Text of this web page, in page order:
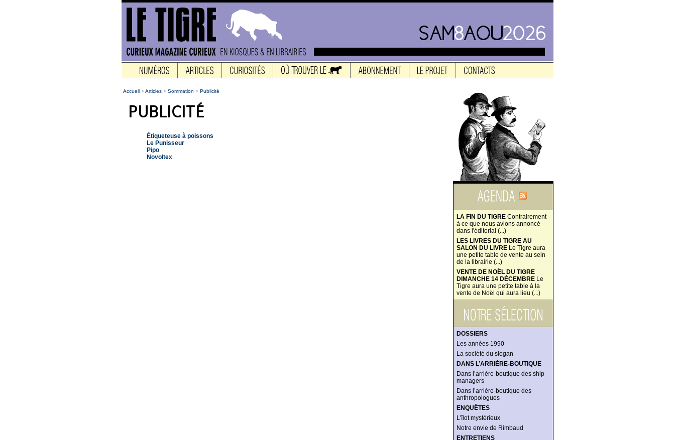
LA FIN DU TIGRE Contrairement
à ce que nous avions annoncé
dans l'éditorial (...)
LES LIVRES DU TIGRE AU
SALON DU LIVRE Le Tigre aura
une petite table de vente au sein
de la librairie (...)
VENTE DE NOËL DU TIGRE
DIMANCHE 14 DÉCEMBRE Le
Tigre aura une petite table à la
vente de Noël qui aura lieu (...)
DOSSIERS
Les années 1990
La société du slogan
DANS L’ARRIÈRE-BOUTIQUE
Dans l’arrière-boutique des ship
managers
Dans l’arrière-boutique des
anthropologues
ENQUÊTES
L’îlot mystérieux
Notre envie de Rimbaud
ENTRETIENS
Accueil >Articles > Sommation > Publicité
Étiqueteuse à poissons
Le Punisseur
Pipo
Novoltex